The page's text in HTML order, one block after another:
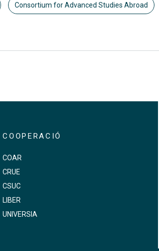
Consortium for Advanced Studies Abroad
COOPERACIÓ
COAR
CRUE
CSUC
LIBER
UNIVERSIA